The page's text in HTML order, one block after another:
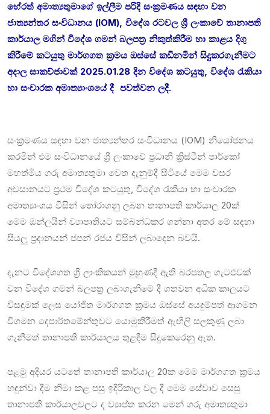
හේරත් අමාත්‍යතුමාගේ ඉල්ලීම පරිදි සංක්‍රමණය සඳහා වන
ජාත්‍යන්තර සංවිධානය (IOM), විදේශ රටවල ශ්‍රී ලංකාවේ තානාපති
කාර්යාල මගින් විදේශ ගමන් බලපත්‍ර නිකුත්කිරීම හා කාළය දිගු
කිරීමේ කටයුතු මාර්ගගත ක්‍රමය ඔස්සේ කඩිනමින් සිදුකරගැනීමට
අදාල සාකච්ජාවක් 2025.01.28 දින විදේශ කටයුතු, විදේශ රැකියා
හා සංචාරක අමාත්‍යාංශයේ දී පවත්වන ලදී.
සංක්‍රමණය සඳහා වන ජාත්‍යන්තර සංවිධානය (IOM) නියෝජනය
කරමින් එම සංවිධානයේ ශ්‍රී ලංකාවේ ප්‍රධානී ක්‍රිස්ටීන් පාර්කෝ
මහත්මිය ගරු අමාත්‍යතුමා වෙත දැනුම්දී සිටියේ මෙම වසර
අවසානයට ප්‍රථම විදේශ කටයුතු, විදේශ රැකියා හා සංචාරක
අමාත්‍යාංශය විසින් තෝරාගනු ලබන තානාපති කාර්යාල 20ක්
මෙම ඔන්ලයින් ව්‍යාපෘතියට සම්බන්ධකර ගන්නා අතර මේ සඳහා
සියලු ප්‍රදානයන් ජපන් රජය විසින් ලබාදෙන බවයි.
දැනට විදේශගත ශ්‍රී ලාංකිකයන් මුහුණදී ඇති බරපතල ගැටඵවක්
වන විදේශ ගමන් බලපත්‍ර ලබාගැනීමේ දී ගතවන අධික කාලයට
විසඳුමක් ලෙස යෝජිත මාර්ගගත ක්‍රමය ඔස්සේ අයදුම්පත් ආගමන
විගමන දෙපාර්තමේන්තුවට යොමුකිරීමත් ඇඟිලි සලකුණු ලබා
ගැනීමත් තානාපති කාර්යාලය තුළදීම සිදුකෙරෙනු ඇත.
පළමු අදියර යටතේ තානාපති කාර්යාල 20ක මෙම මාර්ගගත ක්‍රමය
හඳුන්වා දීම නිමා කළ පසු ඉදිරිකාල වල දී මෙම සේවාව සෙසු
තානාපති කාර්යාලවලට ද ව්‍යාප්ත කරන මෙන් ගරු අමාත්‍යතුමා